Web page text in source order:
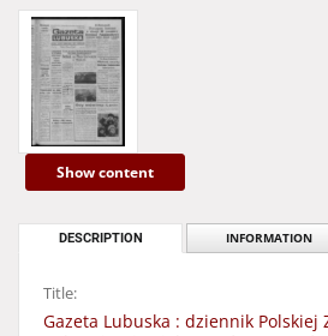
Show content
DESCRIPTION INFORMATION
Title:
Gazeta Lubuska : dziennik Polskiej